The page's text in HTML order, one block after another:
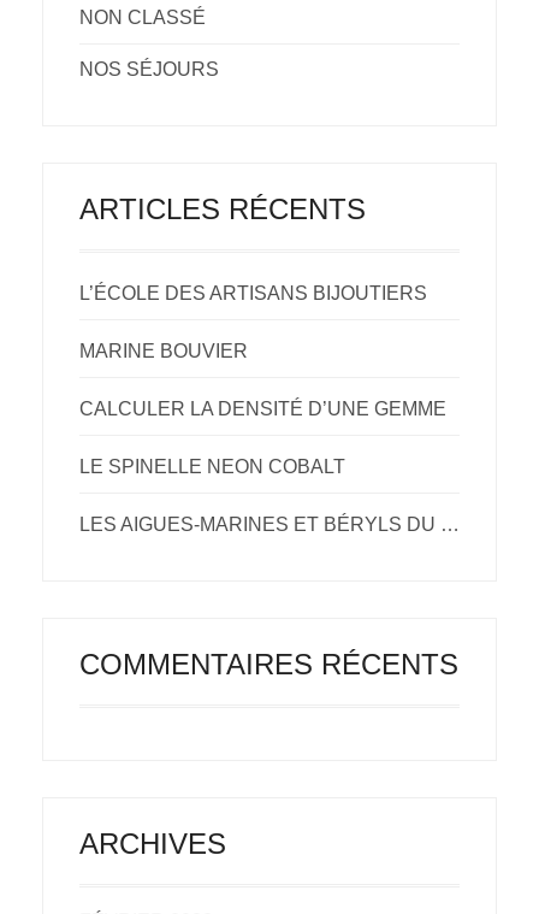
NON CLASSÉ
NOS SÉJOURS
ARTICLES RÉCENTS
L’ÉCOLE DES ARTISANS BIJOUTIERS
MARINE BOUVIER
CALCULER LA DENSITÉ D’UNE GEMME
LE SPINELLE NEON COBALT
LES AIGUES-MARINES ET BÉRYLS DU NIGERIA.
COMMENTAIRES RÉCENTS
ARCHIVES